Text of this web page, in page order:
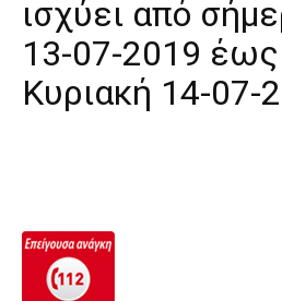
ισχύει από
13-07-2019 έως
Κυριακή 14-07-